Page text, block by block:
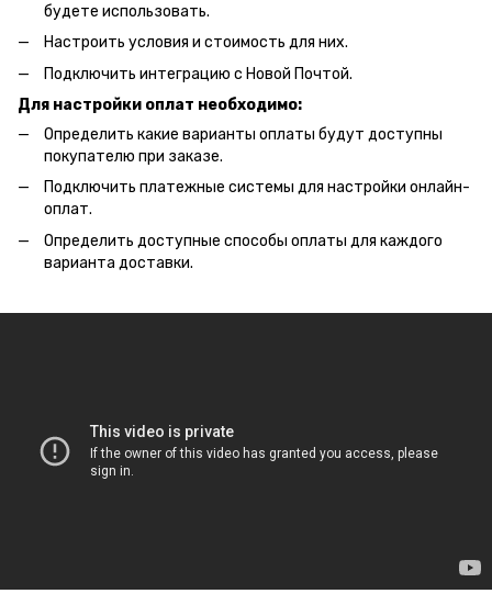
будете использовать.
Настроить условия и стоимость для них.
Подключить интеграцию с Новой Почтой.
Для настройки оплат необходимо:
Определить какие варианты оплаты будут доступны
покупателю при заказе.
Подключить платежные системы для настройки онлайн-
оплат.
Определить доступные способы оплаты для каждого
варианта доставки.